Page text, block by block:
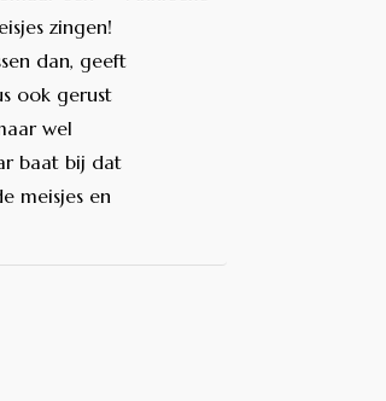
zingen!
dan, geeft
ook gerust
wel
baat bij dat
meisjes en